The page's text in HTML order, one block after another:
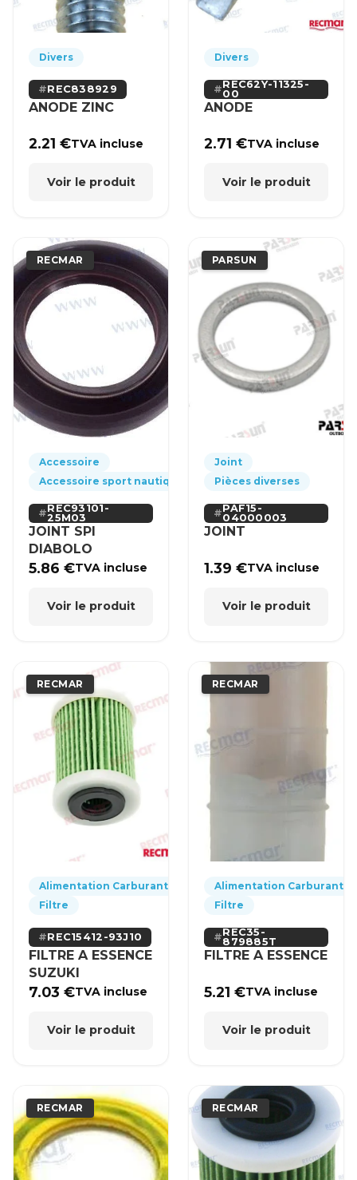
Divers
REC838929
ANODE ZINC
2.21€TVA incluse
Voir le produit
Divers
REC62Y-11325-
00
ANODE
2.71€TVA incluse
Voir le produit
RECMAR
Accessoire
Accessoire sport nautique
REC93101-
25M03
JOINT SPI
DIABOLO
5.86€TVA incluse
Voir le produit
PARSUN
Joint
Pièces diverses
PAF15-
04000003
JOINT
1.39€TVA incluse
Voir le produit
RECMAR
Alimentation Carburant
Filtre
REC15412-93J10
FILTRE A ESSENCE
SUZUKI
7.03€TVA incluse
Voir le produit
RECMAR
Alimentation Carburant
Filtre
REC35-
879885T
FILTRE A ESSENCE
5.21€TVA incluse
Voir le produit
RECMAR RECMAR